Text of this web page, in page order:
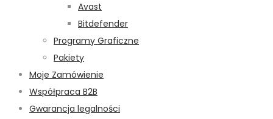
Avast
Bitdefender
Programy Graficzne
Pakiety
Moje Zamówienie
Współpraca B2B
Gwarancja legalności